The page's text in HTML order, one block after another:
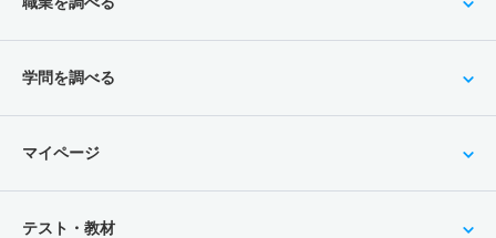
学問を調べる
マイページ
テスト・教材